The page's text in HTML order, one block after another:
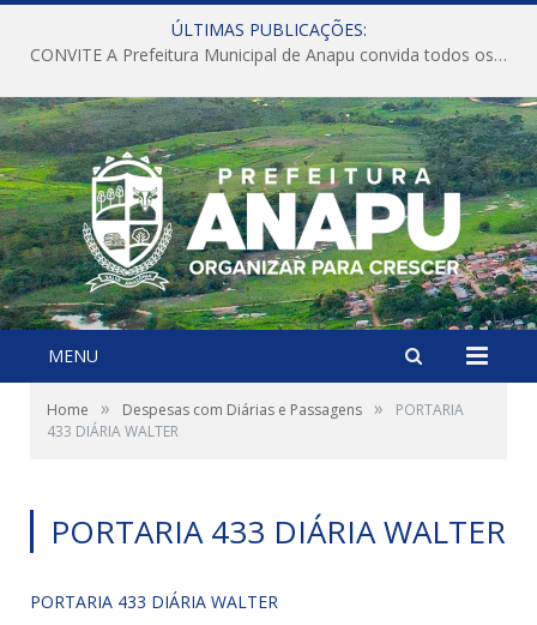
ÚLTIMAS PUBLICAÇÕES:
CONVITE A Prefeitura Municipal de Anapu convida todos os servidores públicos municipais para participarem da Audiência Pública de discussão da Lei de Diretrizes Orçamentárias (LDO), importante instrumento de planejamento das ações e investimentos da Administração Pública para o próximo exercício financeiro.
MENU
Home » Despesas com Diárias e Passagens »
PORTARIA
433 DIÁRIA WALTER
PORTARIA 433 DIÁRIA WALTER
PORTARIA 433 DIÁRIA WALTER